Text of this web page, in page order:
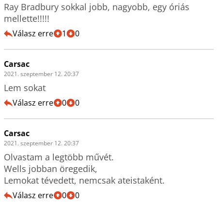
Ray Bradbury sokkal jobb, nagyobb, egy óriás
mellette!!!!!
Válasz erre 1 0
Carsac
2021. szeptember 12. 20:37
Lem sokat
Válasz erre 0 0
Carsac
2021. szeptember 12. 20:37
Olvastam a legtöbb művét.
Wells jobban öregedik,
Válasz erre 0 0